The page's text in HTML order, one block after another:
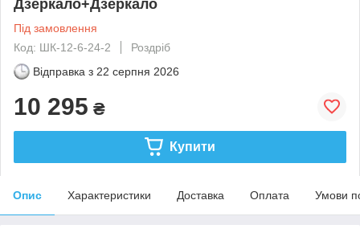
Дзеркало+Дзеркало
Під замовлення
Код: ШК-12-6-24-2
Роздріб
Відправка з 22 серпня 2026
10 295 ₴
Купити
Опис Характеристики Доставка Оплата Умови